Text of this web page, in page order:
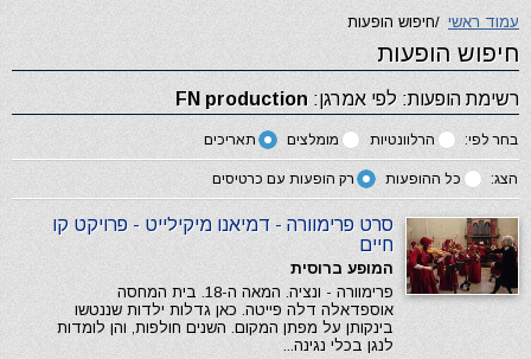
עמוד ראשי /חיפוש הופעות
חיפוש הופעות
רשימת הופעות: לפי אמרגן: FN production
בחר לפי: הרלוונטיות מומלצים תאריכים
הצג: כל ההופעות רק הופעות עם כרטיסים
סרט פרימוורה - דמיאנו מיקילייט - פרויקט קו
חיים
המופע ברוסית
פרימוורה - ונציה. המאה ה-18. בית המחסה
אוספדאלה דלה פייטה. כאן גדלות ילדות שננטשו
בינקותן על מפתן המקום. השנים חולפות, והן לומדות
לנגן בכלי נגינה...